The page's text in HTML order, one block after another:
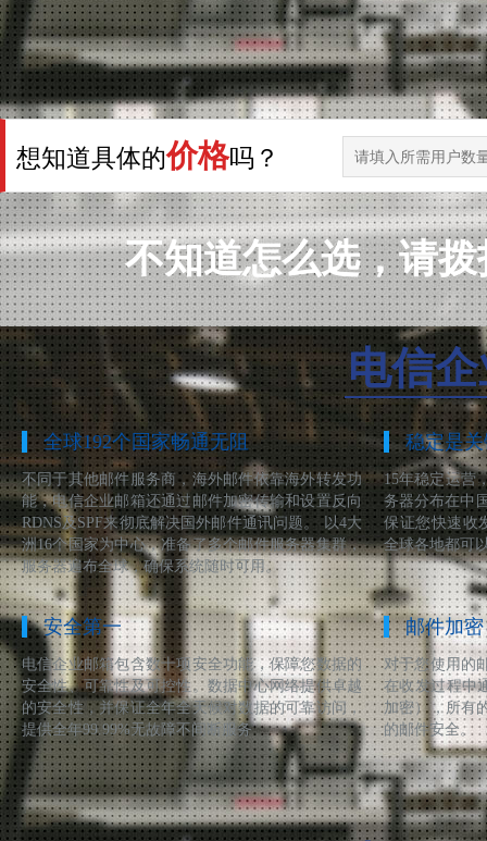
想知道具体的价格吗？
不知道怎么选，请拨
电信
全球192个国家畅通无阻
不同于其他邮件服务商，海外邮件依靠海外转发功
能，电信企业邮箱还通过邮件加密传输和设置反向
RDNS及SPF来彻底解决国外邮件通讯问题。 以4大
洲16个国家为中心，准备了多个邮件服务器集群，
服务器遍布全球，确保系统随时可用。
稳定是
15年稳定运营
务器分布在中
保证您快速收
全球各地都可
安全第一
电信企业邮箱包含数十项安全功能，保障您数据的
安全性、可靠性及可控性。数据中心网络提供卓越
的安全性，并保证全年全天候对数据的可靠访问，
提供全年99.99%无故障不间断服务
邮件加
对于您使用的
在收发过程中
加密），所有
的邮件安全。